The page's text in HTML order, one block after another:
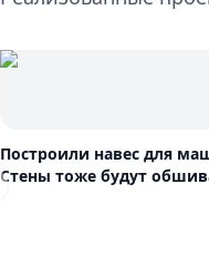
Построили навес для
Стены тоже будут